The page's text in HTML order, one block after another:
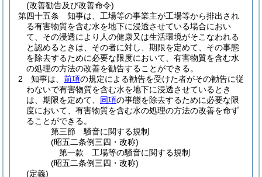
(改善勧告及び改善命令)
第四十五条
知事は、工場等の事業主が工場等から排出され
る有害物質を含む水を地下に浸透させている場合におい
て、その浸透により人の健康又は生活環境がそこなわれる
と認めるときは、その者に対し、期限を定めて、その事態
を除去するために必要な限度において、有害物質を含む水
の処理の方法の改善を勧告することができる。
2
知事は、 前項の規定による勧告を受けた者がその勧告に従
わないで有害物質を含む水を地下に浸透させているとき
は、期限を定めて、 同項の事態を除去するために必要な限
度において、有害物質を含む水の処理の方法の改善を命ず
ることができる。
第三節
騒音に関する規制
(昭五二条例三四・改称)
第一款
工場等の騒音に関する規制
(昭五二条例三四・改称)
(定義)